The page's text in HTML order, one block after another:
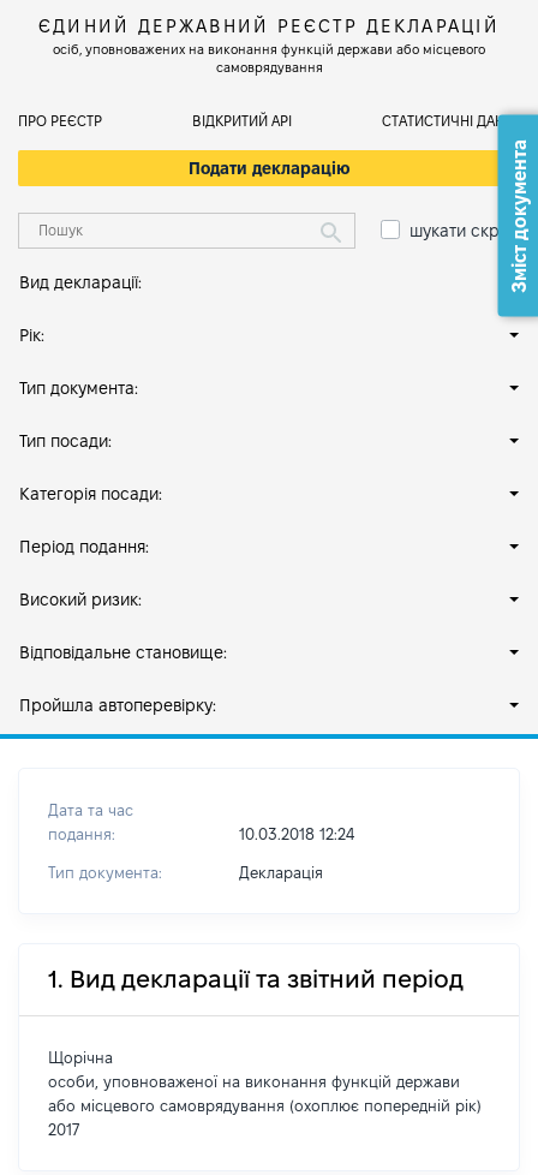
ЄДИНИЙ ДЕРЖАВНИЙ РЕЄСТР ДЕКЛАРАЦІЙ
осіб, уповноважених на виконання функцій держави або місцевого
самоврядування
ПРО РЕЄСТР ВІДКРИТИЙ АРІ СТАТИСТИЧНІ ДАНІ
Подати декларацію
шукати скрізь
Вид декларації:
Рік:
Тип документа:
Тип посади:
Категорія посади:
Період подання:
Високий ризик:
Відповідальне становище:
Пройшла автоперевірку:
Дата та час
подання:
10.03.2018 12:24
Тип документа: Декларація
1. Вид декларації та звітний період
Щорічна
особи, уповноваженої на виконання функцій держави
або місцевого самоврядування (охоплює попередній рік)
2017
Зміст документа